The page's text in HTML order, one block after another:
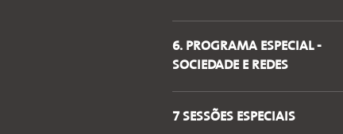
6. PROGRAMA ESPECIAL -
SOCIEDADE E REDES
7 SESSÕES ESPECIAIS